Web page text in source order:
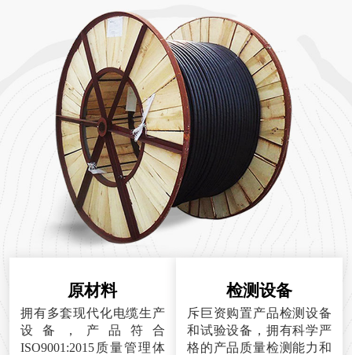
原材料
拥有多套现代化电缆生产
设备，产品符合
ISO9001:2015质量管理体
检测设备
斥巨资购置产品检测设备
和试验设备，拥有科学严
格的产品质量检测能力和